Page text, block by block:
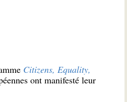
Citizens, Equality,
ont manifesté leur